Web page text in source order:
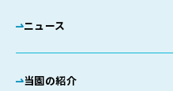
ニュース
当園の紹介